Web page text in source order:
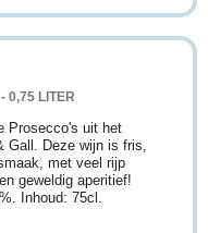
0,75 LITER
Prosecco's uit het
Gall. Deze wijn is fris,
met veel rijp
geweldig aperitief!
Inhoud: 75cl.